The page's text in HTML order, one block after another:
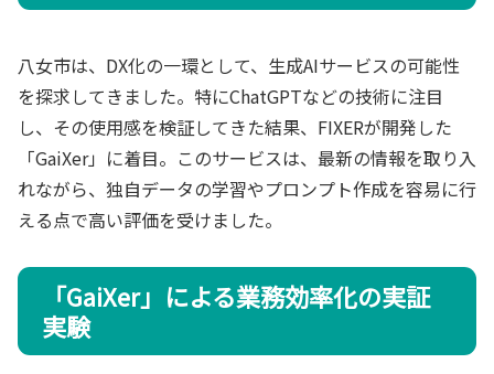
八女市は、DX化の一環として、生成AIサービスの可能性
を探求してきました。特にChatGPTなどの技術に注目
し、その使用感を検証してきた結果、FIXERが開発した
「GaiXer」に着目。このサービスは、最新の情報を取り入
れながら、独自データの学習やプロンプト作成を容易に行
える点で高い評価を受けました。
「GaiXer」による業務効率化の実証
実験